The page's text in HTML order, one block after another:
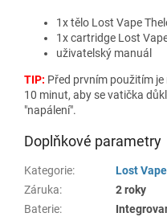
1x tělo Lost Vape
1x cartridge Lost
uživatelský manuál
TIP: Před prvním použitím
10 minut, aby se vatička
"napálení".
Doplňkové parametry
Kategorie:
Lost Vape
Záruka:
2 roky
Baterie: